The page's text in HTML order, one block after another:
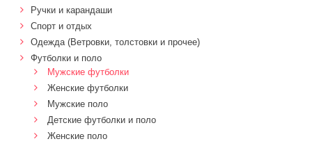
Ручки и карандаши
Спорт и отдых
Одежда (Ветровки, толстовки и прочее)
Футболки и поло
Мужские футболки
Женские футболки
Мужские поло
Детские футболки и поло
Женские поло